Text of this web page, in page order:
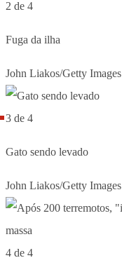
2 de 4
Fuga da ilha
John Liakos/Getty Images
3 de 4
Gato sendo levado
John Liakos/Getty Images
4 de 4